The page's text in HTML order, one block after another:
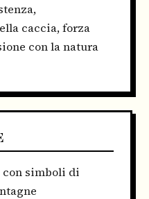
caccia, forza
con la natura
con simboli di